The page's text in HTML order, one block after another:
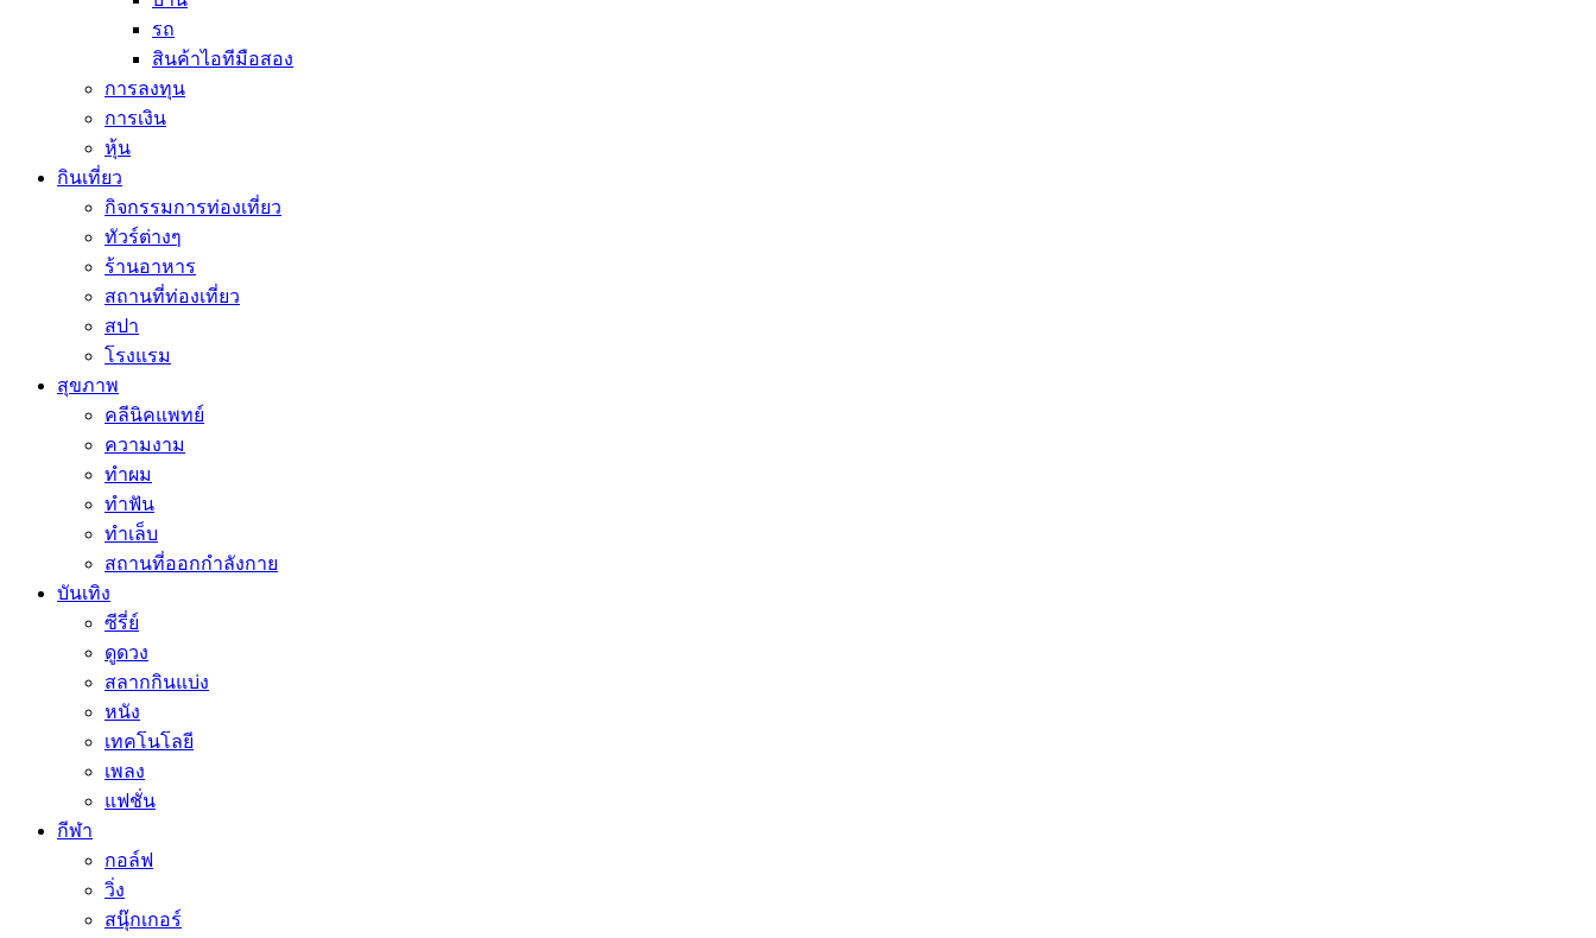
รถ
สินค้าไอทีมือสอง
การลงทุน
การเงิน
หุ้น
กินเที่ยว
กิจกรรมการท่องเที่ยว
ทัวร์ต่างๆ
ร้านอาหาร
สถานที่ท่องเที่ยว
สปา
โรงแรม
สุขภาพ
คลีนิคแพทย์
ความงาม
ทำผม
ทำฟัน
ทำเล็บ
สถานที่ออกกำลังกาย
บันเทิง
ซีรี่ย์
ดูดวง
สลากกินแบ่ง
หนัง
เทคโนโลยี
เพลง
แฟชั่น
กีฬา
กอล์ฟ
วิ่ง
สนุ๊กเกอร์